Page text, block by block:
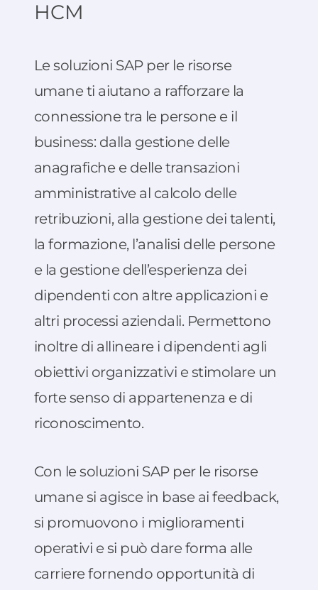
HCM
Le soluzioni SAP per le risorse
umane ti aiutano a rafforzare la
connessione tra le persone e il
business: dalla gestione delle
anagrafiche e delle transazioni
amministrative al calcolo delle
retribuzioni, alla gestione dei talenti,
la formazione, l’analisi delle persone
e la gestione dell’esperienza dei
dipendenti con altre applicazioni e
altri processi aziendali. Permettono
inoltre di allineare i dipendenti agli
obiettivi organizzativi e stimolare un
forte senso di appartenenza e di
riconoscimento.
Con le soluzioni SAP per le risorse
umane si agisce in base ai feedback,
si promuovono i miglioramenti
operativi e si può dare forma alle
carriere fornendo opportunità di